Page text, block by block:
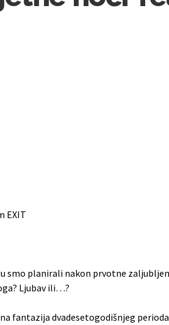
EXIT
smo planirali nakon prvotne
Ljubav ili…?
fantazija dvadesetogodišnjeg